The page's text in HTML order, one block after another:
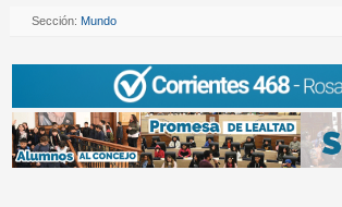
Sección: Mundo